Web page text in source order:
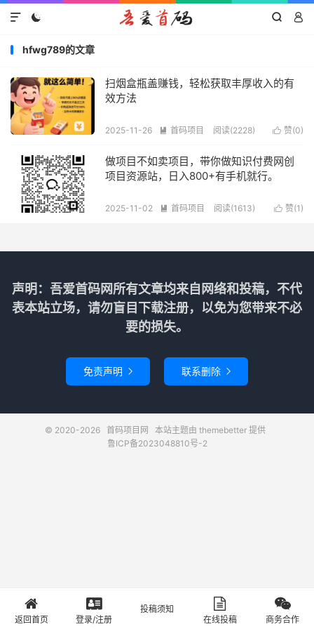
  

hfwg789的文章
扫烟盒瓶盖赚钱，轻松获取丰厚收入的有
效方法
 赞(0)
2025-11-26  首码项目 阅读(2228)
做项目不如卖项目，带你做知识付费网创
项目资源站，日入800+有手机就行。
 赞(1 )
2025-11-02  首码项目 阅读(1613)
声明：吾爱首码网所有文章均来自网络和投稿，不代
表本站立场，请勿盲目下载注册，以免为您带来不必
要的损失。
免责声明  联系删除 
© 2020-2026 首码项目网 本站主题由 themebetter提供
鲁ICP备2023048810号-2
首页 登录 投稿 关于
返回首页 登录/注册
投稿须知
在线投稿
商务合作